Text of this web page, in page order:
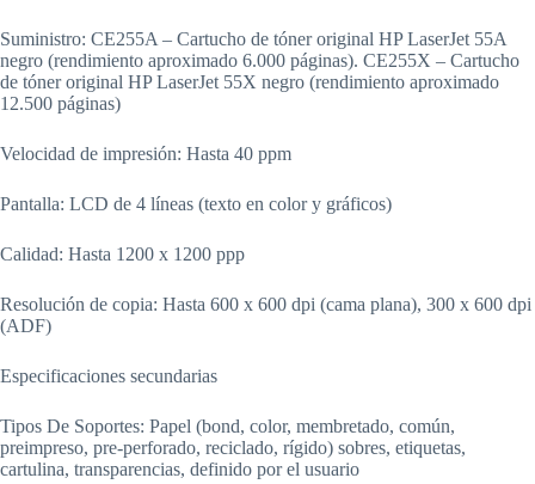
Suministro: CE255A – Cartucho de tóner original HP LaserJet 55A
negro (rendimiento aproximado 6.000 páginas). CE255X – Cartucho
de tóner original HP LaserJet 55X negro (rendimiento aproximado
12.500 páginas)
Velocidad de impresión: Hasta 40 ppm
Pantalla: LCD de 4 líneas (texto en color y gráficos)
Calidad: Hasta 1200 x 1200 ppp
Resolución de copia: Hasta 600 x 600 dpi (cama plana), 300 x 600 dpi
(ADF)
Especificaciones secundarias
Tipos De Soportes: Papel (bond, color, membretado, común,
preimpreso, pre-perforado, reciclado, rígido) sobres, etiquetas,
cartulina, transparencias, definido por el usuario